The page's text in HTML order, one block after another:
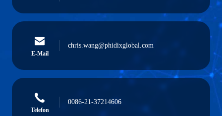
E-Mail
chris.wang@phidixglobal.com
Telefon
0086-21-37214606